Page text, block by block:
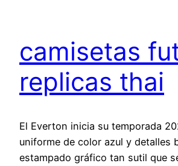
camisetas
replicas thai
El Everton inicia su temporada
uniforme de color azul y detalles
estampado gráfico tan sutil que